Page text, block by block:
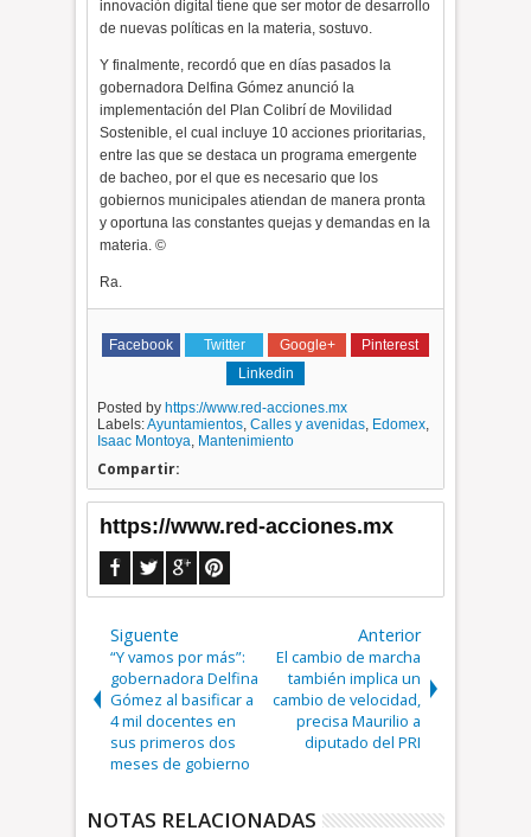
innovación digital tiene que ser motor de desarrollo
de nuevas políticas en la materia, sostuvo.
Y finalmente, recordó que en días pasados la
gobernadora Delfina Gómez anunció la
implementación del Plan Colibrí de Movilidad
Sostenible, el cual incluye 10 acciones prioritarias,
entre las que se destaca un programa emergente
de bacheo, por el que es necesario que los
gobiernos municipales atiendan de manera pronta
y oportuna las constantes quejas y demandas en la
materia. ©
Ra.
Facebook Twitter Google+
Pinterest
Linkedin
Posted by https://www.red-acciones.mx
Labels:Ayuntamientos,Calles y avenidas, Edomex,
Isaac Montoya, Mantenimiento
Compartir:
https://www.red-acciones.mx
Siguente
“Y vamos por más”:
gobernadora Delfina
Gómez al basificar a
4 mil docentes en
sus primeros dos
meses de gobierno
Anterior
El cambio de marcha
también implica un
cambio de velocidad,
precisa Maurilio a
diputado del PRI
NOTAS RELACIONADAS